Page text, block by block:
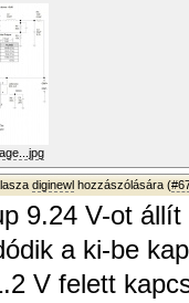
diginewl hozzászólására (
9.24 V-ot
a ki-be
V felett